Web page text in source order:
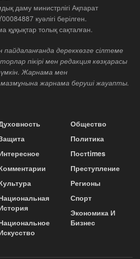
даму министрлігі Ақпарат
куәлігі берілген.
құқықтар толық сақталған.
дереккөзге сілтеме
пікірі мен редакция көзқарасы
Жарнама мен
жарнама беруші жауапты.
Общество
Политика
Постtimes
Преступление
Регионы
Спорт
Экономика И
Бизнес